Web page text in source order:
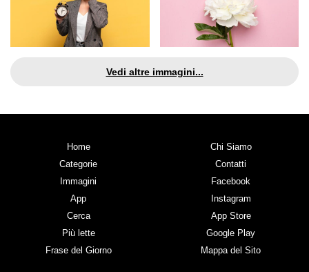
Vedi altre immagini...
Home
Categorie
Immagini
App
Cerca
Più lette
Frase del Giorno
Chi Siamo
Contatti
Facebook
Instagram
App Store
Google Play
Mappa del Sito